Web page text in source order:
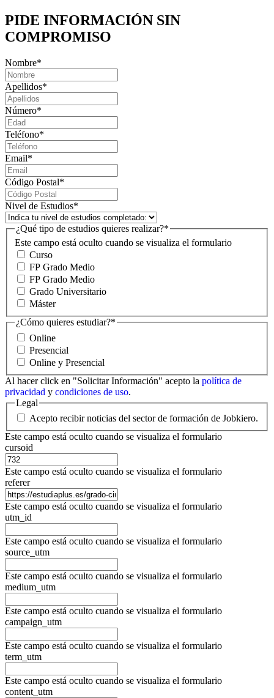
PIDE INFORMACIÓN SIN
COMPROMISO
Nombre*
Apellidos*
Número*
Teléfono*
Email*
Código Postal*
Nivel de Estudios*
Este campo está oculto cuando se visualiza el formulario
¿Qué tipo de estudios quieres realizar?*
Curso
FP Grado Medio
FP Grado Medio
Grado Universitario
Máster
¿Cómo quieres estudiar?*
Online
Presencial
Online y Presencial
Al hacer click en "Solicitar Información" acepto la política de
privacidad y condiciones de uso.
Legal
Acepto recibir noticias del sector de formación de Jobkiero.
Este campo está oculto cuando se visualiza el formulario
cursoid
Este campo está oculto cuando se visualiza el formulario
referer
Este campo está oculto cuando se visualiza el formulario
utm_id
Este campo está oculto cuando se visualiza el formulario
source_utm
Este campo está oculto cuando se visualiza el formulario
medium_utm
Este campo está oculto cuando se visualiza el formulario
campaign_utm
Este campo está oculto cuando se visualiza el formulario
term_utm
Este campo está oculto cuando se visualiza el formulario
content_utm